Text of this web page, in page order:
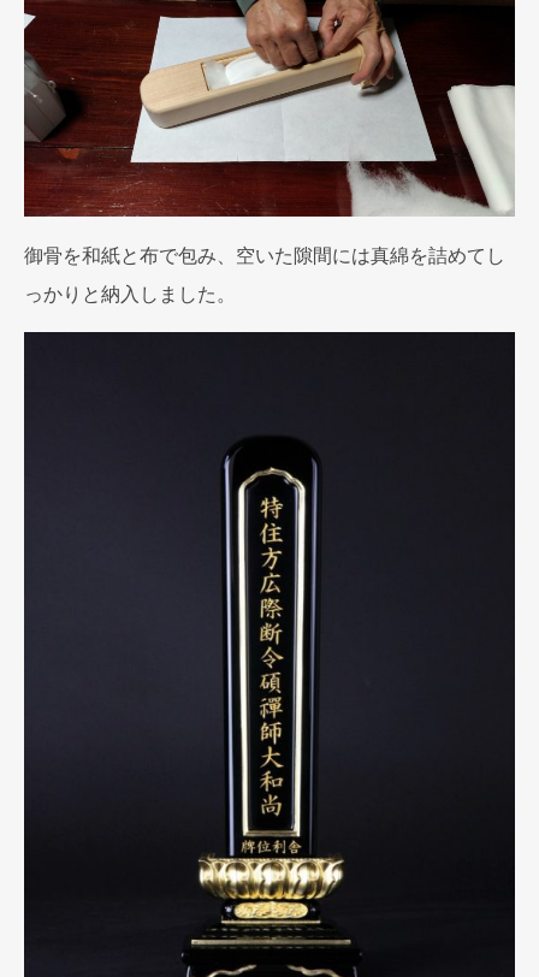
御骨を和紙と布で包み、空いた隙間には真綿を詰めてし
っかりと納入しました。